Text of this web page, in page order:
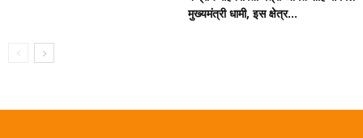
मुख्यमंत्री धामी, इस क्षेत्र...